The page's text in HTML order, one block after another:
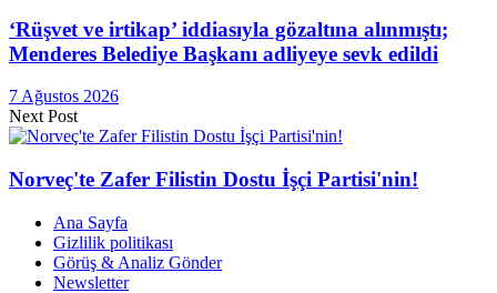
‘Rüşvet ve irtikap’ iddiasıyla gözaltına alınmıştı;
Menderes Belediye Başkanı adliyeye sevk edildi
7 Ağustos 2026
Next Post
Norveç'te Zafer Filistin Dostu İşçi Partisi'nin!
Ana Sayfa
Gizlilik politikası
Görüş & Analiz Gönder
Newsletter